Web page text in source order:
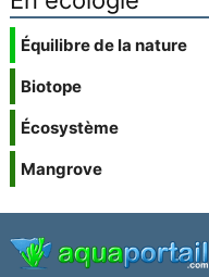
Équilibre de la nature
Biotope
Écosystème
Mangrove